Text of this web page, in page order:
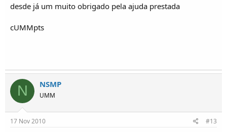
desde já um muito obrigado pela ajuda prestada
cUMMpts
N NSMP
UMM
17 Nov 2010 #13